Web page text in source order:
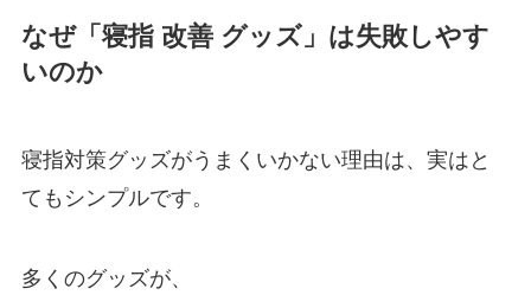
なぜ「寝指 改善 グッズ」は失敗しやす
いのか
寝指対策グッズがうまくいかない理由は、実はと
てもシンプルです。
多くのグッズが、